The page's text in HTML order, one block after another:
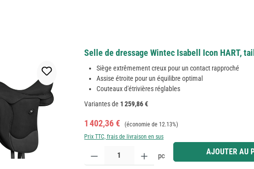
Selle de dressage Wintec Isabell Icon HART,
Siège extrêmement creux pour un contact rapproché
Assise étroite pour un équilibre optimal
Couteaux d'étrivières réglables
Variantes de 1 259,86 €
Prix de vente :
1 402,36 € Prix régulier :
(économie de 12.13%)
Prix TTC, frais de livraison en sus
Quantité de produit : Entrez la quantité souhaitée ou utilisez
pc AJOUTER AU